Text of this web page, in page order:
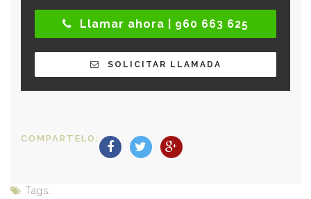
Llamar ahora | 960 663 625
SOLICITAR LLAMADA
COMPARTELO:
Tags: